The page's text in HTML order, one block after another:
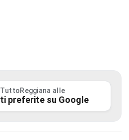
alle
preferite su Google